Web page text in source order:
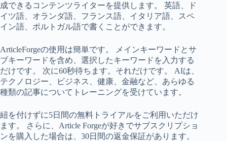
成できるコンテンツライターを提供します。 英語、ド
イツ語、オランダ語、フランス語、イタリア語、スペ
イン語、ポルトガル語で書くことができます。
ArticleForgeの使用は簡単です。 メインキーワードとサ
ブキーワードを含め、選択したキーワードを入力する
だけです。 次に60秒待ちます。それだけです。 AIは、
テクノロジー、ビジネス、健康、金融など、あらゆる
種類の記事についてトレーニングを受けています。
紐を付けずに5日間の無料トライアルをご利用いただけ
ます。 さらに、Article Forgeが好きでサブスクリプショ
ンを購入した場合は、30日間の返金保証があります。